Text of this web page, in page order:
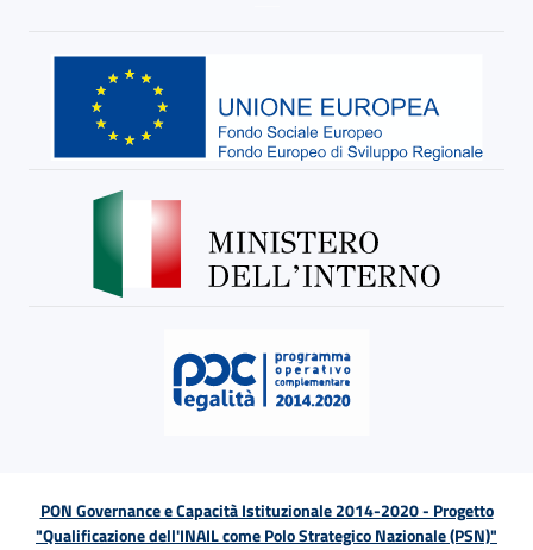
PON Governance e Capacità Istituzionale 2014-2020 - Progetto
"Qualificazione dell'INAIL come Polo Strategico Nazionale (PSN)"